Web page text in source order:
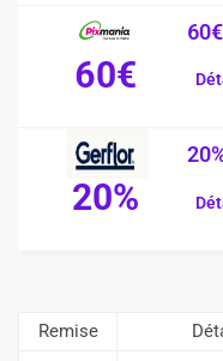
60€
20%
Remise